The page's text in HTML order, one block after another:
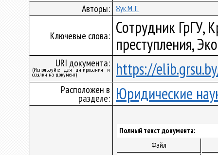
Авторы: Жук М. Г.
Ключевые слова: Сотрудник ГрГУ,
преступления,
URI документа:
(Используйте для цитирования и
ссылки на документ) https://
Расположен в
разделе: Юридические
Полный текст документа:
Файл